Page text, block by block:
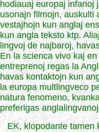
hodiauaj europaj infanoj
usonajn filmojn, auskulti
vestajhojn kun anglaj
kun angla teksto ktp.
lingvoj de najbaroj,
En la scienca vivo kaj
entreprenoj regas la
havas kontaktojn kun
la europa multlingveco
natura fenomeno,
preferigas
EK, klopodante tamen